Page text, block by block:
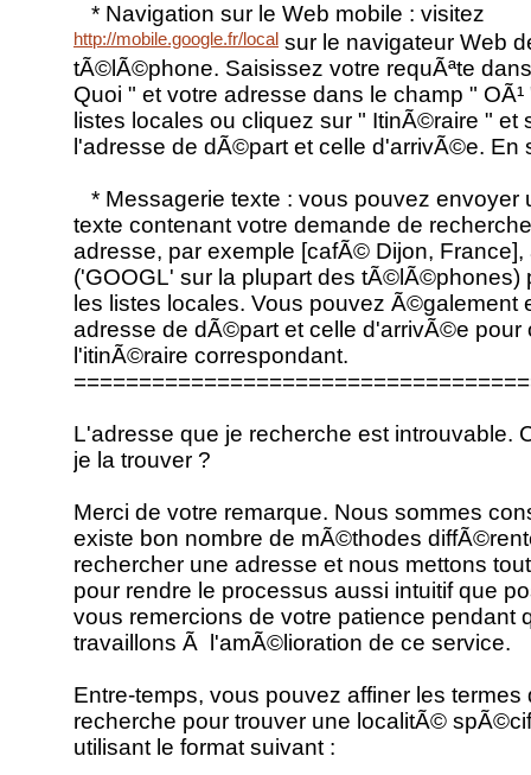
* Navigation sur le Web mobile : visitez
http://mobile.google.fr/local sur le navigateur Web
tÃ©lÃ©phone. Saisissez votre requÃªte
Quoi " et votre adresse dans le champ "
listes locales ou cliquez sur " ItinÃ©raire " et
l'adresse de dÃ©part et celle d'arrivÃ©e. En
* Messagerie texte : vous pouvez envoyer
texte contenant votre demande de
adresse, par exemple [cafÃ© Dijon, France],
('GOOGL' sur la plupart des tÃ©lÃ©phones)
les listes locales. Vous pouvez Ã©galement
adresse de dÃ©part et celle d'arrivÃ©e pour
l'itinÃ©raire correspondant.
L'adresse que je recherche est introuvable.
je la trouver ?
Merci de votre remarque. Nous sommes
existe bon nombre de mÃ©thodes
rechercher une adresse et nous mettons
pour rendre le processus aussi intuitif que
vous remercions de votre patience pendant
travaillons Ã l'amÃ©lioration de ce service.
Entre-temps, vous pouvez affiner les termes
recherche pour trouver une localitÃ©
utilisant le format suivant :